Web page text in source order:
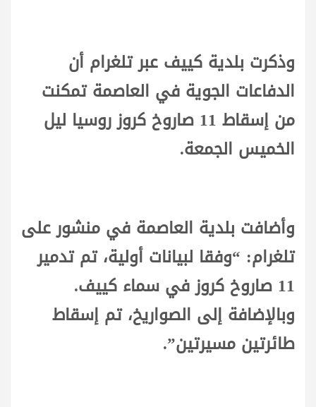
وذكرت بلدية كييف عبر تلغرام أن
الدفاعات الجوية في العاصمة تمكنت
من إسقاط 11 صاروخ كروز روسيا ليل
الخميس الجمعة.
وأضافت بلدية العاصمة في منشور على
تلغرام: “وفقا لبيانات أولية، تم تدمير
11 صاروخ كروز في سماء كييف.
وبالإضافة إلى الصواريخ، تم إسقاط
طائرتين مسيرتين”.